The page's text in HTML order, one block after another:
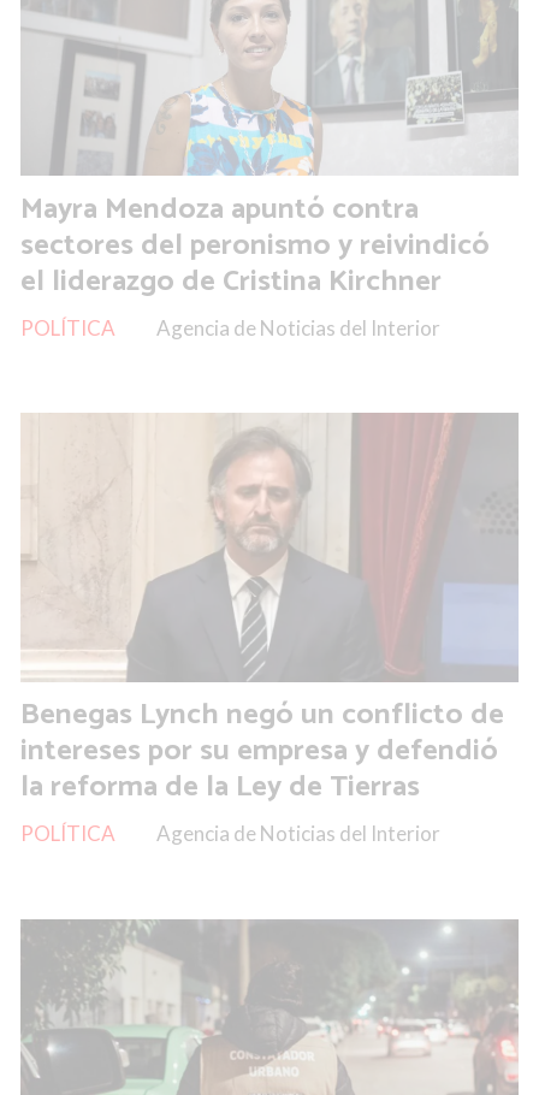
Mayra Mendoza apuntó contra
sectores del peronismo y reivindicó
el liderazgo de Cristina Kirchner
Agencia de Noticias del Interior
POLÍTICA
Benegas Lynch negó un conflicto de
intereses por su empresa y defendió
la reforma de la Ley de Tierras
Agencia de Noticias del Interior
POLÍTICA